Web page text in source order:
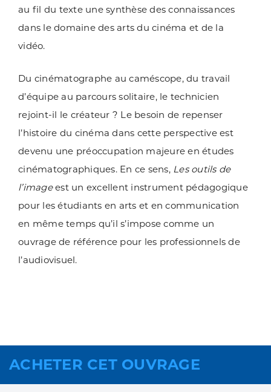
au fil du texte une synthèse des connaissances
dans le domaine des arts du cinéma et de la
vidéo.
Du cinématographe au caméscope, du travail
d’équipe au parcours solitaire, le technicien
rejoint-il le créateur ? Le besoin de repenser
l’histoire du cinéma dans cette perspective est
devenu une préoccupation majeure en études
cinématographiques. En ce sens, Les outils de
l’imageest un excellent instrument pédagogique
pour les étudiants en arts et en communication
en même temps qu’il s’impose comme un
ouvrage de référence pour les professionnels de
l’audiovisuel.
ACHETER CET OUVRAGE